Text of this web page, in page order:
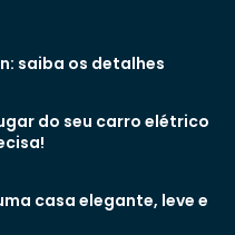
saiba os detalhes
do seu carro elétrico
casa elegante, leve e